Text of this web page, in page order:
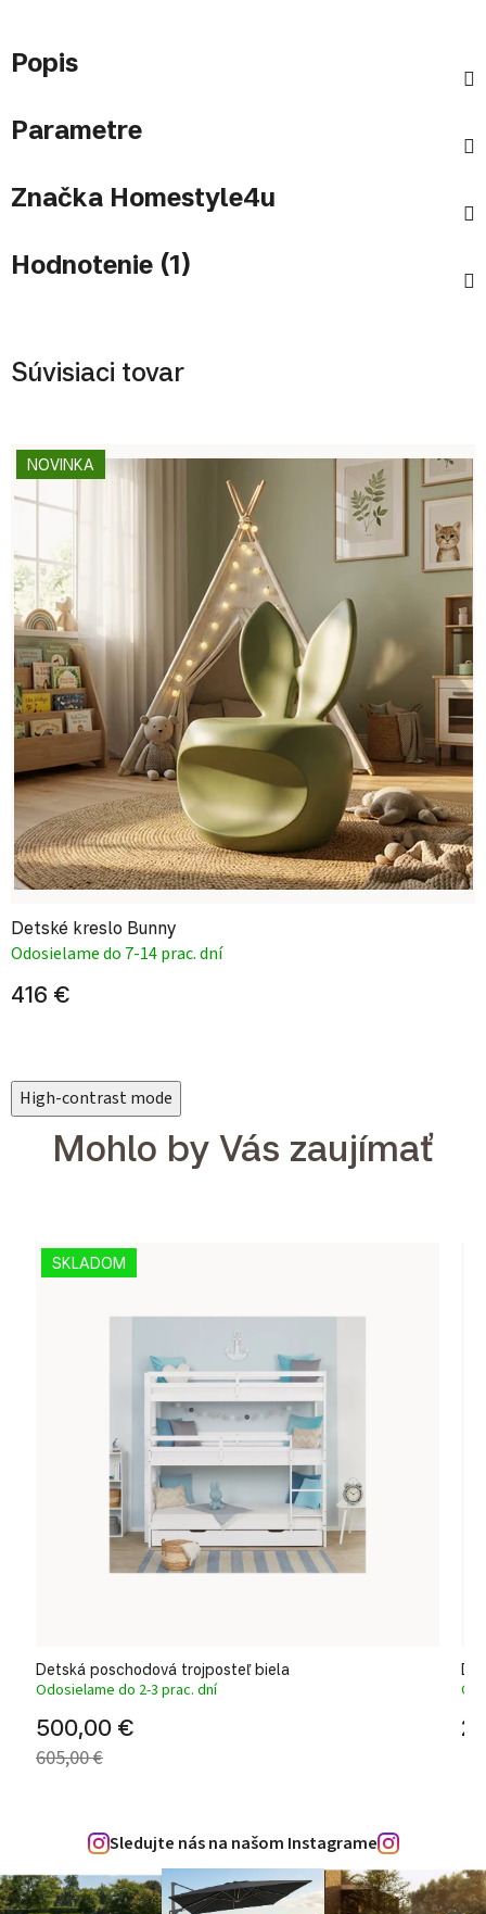
Popis
Parametre
Značka Homestyle4u
Hodnotenie (1)
Súvisiaci tovar
NOVINKA
Detské kreslo Bunny
Odosielame do 7-14 prac. dní
416 €
High-contrast mode
Mohlo by Vás zaujímať
SKLADOM
Detská poschodová trojposteľ biela
Odosielame do 2-3 prac. dní
500,00 €
605,00 €
Sledujte nás na našom Instagrame